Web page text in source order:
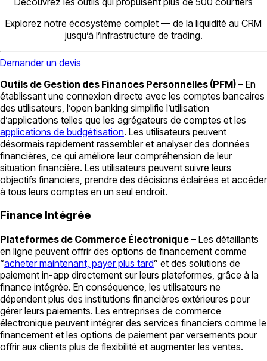
Explorez notre écosystème complet — de la liquidité au CRM
jusqu’à l’infrastructure de trading.
Demander un devis
Outils de Gestion des Finances Personnelles (PFM) – En
établissant une connexion directe avec les comptes bancaires
des utilisateurs, l’open banking simplifie l’utilisation
d’applications telles que les agrégateurs de comptes et les
applications de budgétisation. Les utilisateurs peuvent
désormais rapidement rassembler et analyser des données
financières, ce qui améliore leur compréhension de leur
situation financière. Les utilisateurs peuvent suivre leurs
objectifs financiers, prendre des décisions éclairées et accéder
à tous leurs comptes en un seul endroit.
Finance Intégrée
Plateformes de Commerce Électronique – Les détaillants
en ligne peuvent offrir des options de financement comme
“acheter maintenant, payer plus tard” et des solutions de
paiement in-app directement sur leurs plateformes, grâce à la
finance intégrée. En conséquence, les utilisateurs ne
dépendent plus des institutions financières extérieures pour
gérer leurs paiements. Les entreprises de commerce
électronique peuvent intégrer des services financiers comme le
financement et les options de paiement par versements pour
offrir aux clients plus de flexibilité et augmenter les ventes.